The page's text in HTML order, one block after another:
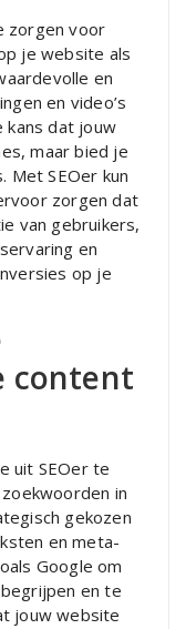
zorgen voor
je website als
en
en video’s
kans dat jouw
maar bied je
Met SEOer kun
zorgen dat
van gebruikers,
en
op je
content
uit SEOer te
in
gekozen
en meta-
Google om
en te
jouw website